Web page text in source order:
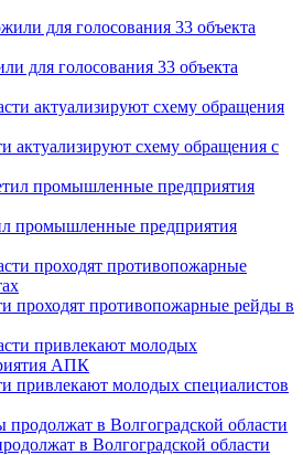
для голосования 33 объекта
актуализируют схему обращения с
промышленные предприятия
проходят противопожарные рейды в
привлекают молодых специалистов
в Волгоградской области